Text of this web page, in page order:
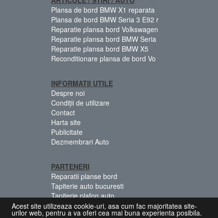
Plansa de bord BMW X1 reparata
Plansa de bord BMW Seria 3 E92 r
Reparatie plansa bord Volkswagen
Reparatie plansa bord BMW Seria
Reparatie plansa bord BMW X5
Reconditionare plansa de bord Vo
INFORMATII UTILE
Despre noi
Condiții de utilizare
Contact
Harta site
Publicitate
Dezmembrari Auto
PARTENERI
Reparatii planse bord
Tapiterie auto bucuresti
Tapiterie plafon auto
Centuri siguranta colorate
Acest site utilizeaza cookie-uri, asa cum fac majoritatea site-
urilor web, pentru a va oferi cea mai buna experienta posibila.